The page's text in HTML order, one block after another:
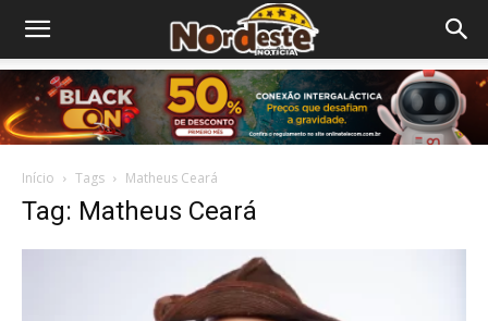
Início Tags Matheus Ceará
Tag: Matheus Ceará